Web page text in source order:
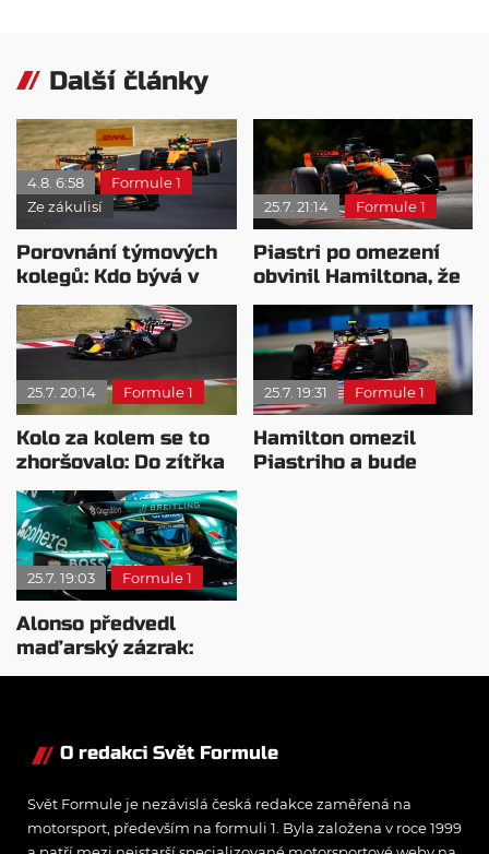
Další články
4.8. 6:58
Formule 1
Ze zákulisí
Porovnání týmových
kolegů: Kdo bývá v
sobotu nejrychlejší?
25.7. 21:14 Formule 1
Piastri po omezení
obvinil Hamiltona, že
nesleduje zpětná
zrcátka
25.7. 20:14 Formule 1
Kolo za kolem se to
zhoršovalo: Do zítřka
chce zjistit příčinu
25.7. 19:31 Formule 1
Hamilton omezil
Piastriho a bude
25.7. 19:03 Formule 1
Alonso předvedl
maďarský zázrak:
Dostal svůj traktor do
O redakci Svět Formule
Svět Formule je nezávislá česká redakce zaměřená na
motorsport, především na formuli 1. Byla založena v roce 1999